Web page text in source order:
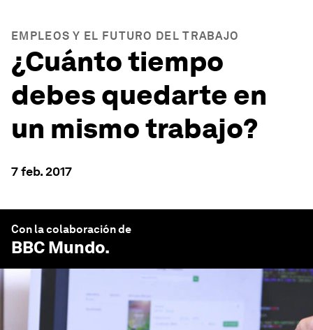
EMPLEOS Y EL FUTURO DEL TRABAJO
¿Cuánto tiempo
debes quedarte en
un mismo trabajo?
7 feb. 2017
Con la colaboración de
BBC Mundo.